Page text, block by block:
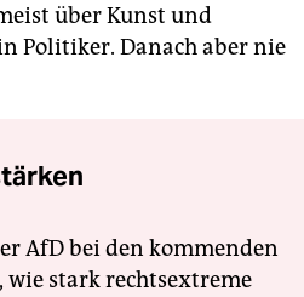
über Kunst und
Politiker. Danach aber nie
AfD bei den kommenden
wie stark rechtsextreme